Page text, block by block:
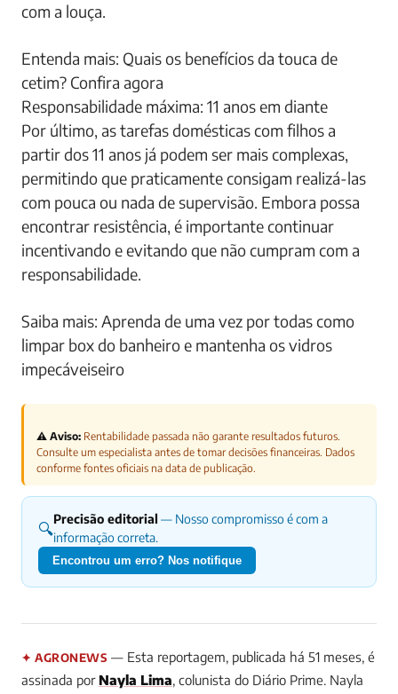
com a louça.
Entenda mais: Quais os benefícios da touca de
cetim? Confira agora
Responsabilidade máxima: 11 anos em diante
Por último, as tarefas domésticas com filhos a
partir dos 11 anos já podem ser mais complexas,
permitindo que praticamente consigam realizá-las
com pouca ou nada de supervisão. Embora possa
encontrar resistência, é importante continuar
incentivando e evitando que não cumpram com a
responsabilidade.
Saiba mais: Aprenda de uma vez por todas como
limpar box do banheiro e mantenha os vidros
impecáveiseiro
⚠️ Aviso: Rentabilidade passada não garante resultados futuros.
Consulte um especialista antes de tomar decisões financeiras. Dados
conforme fontes oficiais na data de publicação.
🔍Precisão editorial — Nosso compromisso é com a
informação correta.
Encontrou um erro? Nos notifique
✦ AGRONEWS — Esta reportagem, publicada há 51 meses, é
assinada por Nayla Lima, colunista do Diário Prime. Nayla